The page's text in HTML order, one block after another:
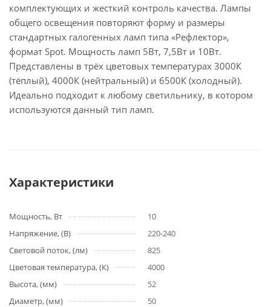
комплектующих и жесткий контроль качества. Лампы
общего освещения повторяют форму и размеры
стандартных галогенных ламп типа «Рефлектор»,
формат Spot. Мощность ламп 5Вт, 7,5Вт и 10Вт.
Представлены в трёх цветовых температурах 3000К
(тёплый), 4000К (нейтральный) и 6500К (холодный).
Идеально подходит к любому светильнику, в котором
используются данный тип ламп.
Характеристики
Мощность, Вт
10
Напряжение, (В)
220-240
Световой поток, (лм)
825
Цветовая температура, (К)
4000
Высота, (мм)
52
Диаметр, (мм)
50